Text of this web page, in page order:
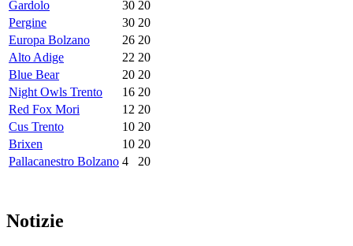
Gardolo 30 20
Pergine
30 20
Europa Bolzano
26 20
Alto Adige
22 20
Blue Bear
20 20
Night Owls Trento
16 20
Red Fox Mori
12 20
Cus Trento
10 20
Brixen
10 20
Pallacanestro Bolzano 4 20
Notizie